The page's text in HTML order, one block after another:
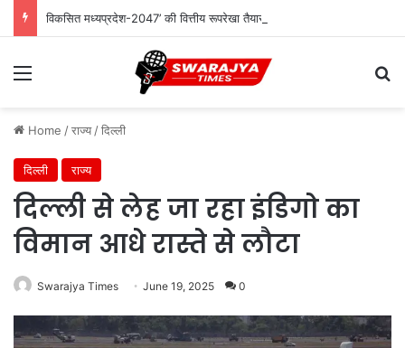
विकसित मध्यप्रदेश-2047’ की वित्तीय रूपरेखा तैयार
Menu
Home /राज्य /दिल्ली
दिल्ली राज्य
दिल्ली से लेह जा रहा इंडिगो का
विमान आधे रास्ते से लौटा
Swarajya Times June 19, 2025 0